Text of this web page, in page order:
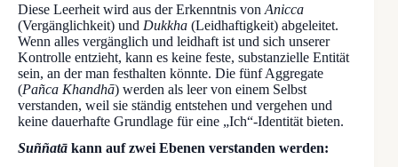
Diese Leerheit wird aus der Erkenntnis von Anicca
(Vergänglichkeit) und Dukkha (Leidhaftigkeit) abgeleitet.
Wenn alles vergänglich und leidhaft ist und sich unserer
Kontrolle entzieht, kann es keine feste, substanzielle Entität
sein, an der man festhalten könnte. Die fünf Aggregate
(Pañca Khandhā) werden als leer von einem Selbst
verstanden, weil sie ständig entstehen und vergehen und
keine dauerhafte Grundlage für eine „Ich“-Identität bieten.
Suññatā kann auf zwei Ebenen verstanden werden: